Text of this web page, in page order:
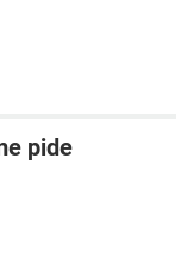
pide